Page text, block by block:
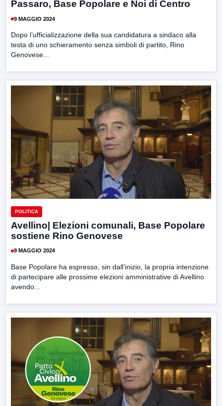
Passaro, Base Popolare e Noi di Centro
9 MAGGIO 2024
Dopo l’ufficializzazione della sua candidatura a sindaco alla
testa di uno schieramento senza simboli di partito, Rino
Genovese...
POLITICA
Avellino| Elezioni comunali, Base Popolare
sostiene Rino Genovese
9 MAGGIO 2024
Base Popolare ha espresso, sin dall’inizio, la propria intenzione
di partecipare alle prossime elezioni amministrative di Avellino
avendo...